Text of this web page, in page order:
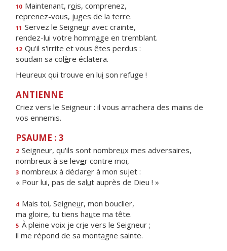
10 Maintenant, rois, comprenez,
reprenez-vous, juges de la terre.
11 Servez le Seigneur avec crainte,
rendez-lui votre hommage en tremblant.
12 Qu'il s'irrite et vous êtes perdus :
soudain sa colère éclatera.
Heureux qui trouve en lui son refuge !
ANTIENNE
Criez vers le Seigneur : il vous arrachera des mains de
vos ennemis.
PSAUME : 3
2 Seigneur, qu'ils sont nombreux mes adversaires,
nombreux à se lever contre moi,
3 nombreux à déclarer à mon sujet :
« Pour lui, pas de salut auprès de Dieu ! »
4 Mais toi, Seigneur, mon bouclier,
ma gloire, tu tiens haute ma tête.
5 À pleine voix je crie vers le Seigneur ;
il me répond de sa montagne sainte.